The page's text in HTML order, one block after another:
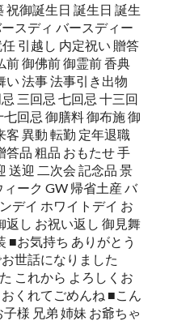
祝御誕生日 誕生日 誕生
スディ バースディー
引越し 内定祝い 贈答
前 御佛前 御霊前 香典
い 法事 法事引き出物
三回忌 七回忌 十三回
回忌 御膳料 御布施 御
客 異動 転勤 定年退職
答品 粗品 おもたせ 手
送迎 二次会 記念品 景
ーク GW 帰省土産 バ
デイ ホワイトデイ お
返し お祝い返し 御見舞
■お気持ち ありがとう
お世話になりました
これから よろしくお
くれてごめんね ■こん
様 兄弟 姉妹 お爺ちゃ